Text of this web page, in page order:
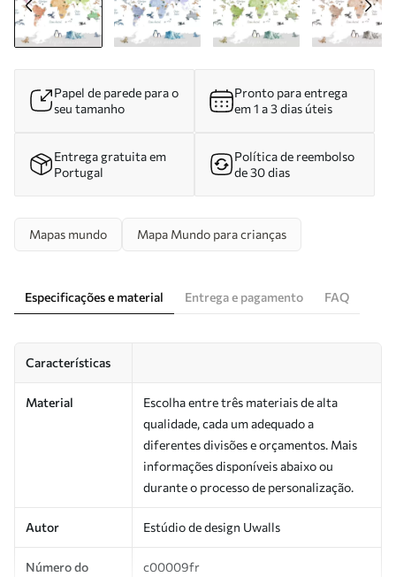
Papel de parede para o
seu tamanho
Pronto para entrega
em 1 a 3 dias úteis
Entrega gratuita em
Portugal
Política de reembolso
de 30 dias
Mapas mundo Mapa Mundo para crianças
Especificações e material Entrega e pagamento FAQ
Características
Material
Escolha entre três materiais de alta
qualidade, cada um adequado a
diferentes divisões e orçamentos. Mais
informações disponíveis abaixo ou
durante o processo de personalização.
Autor Estúdio de design Uwalls
Número do
c00009fr